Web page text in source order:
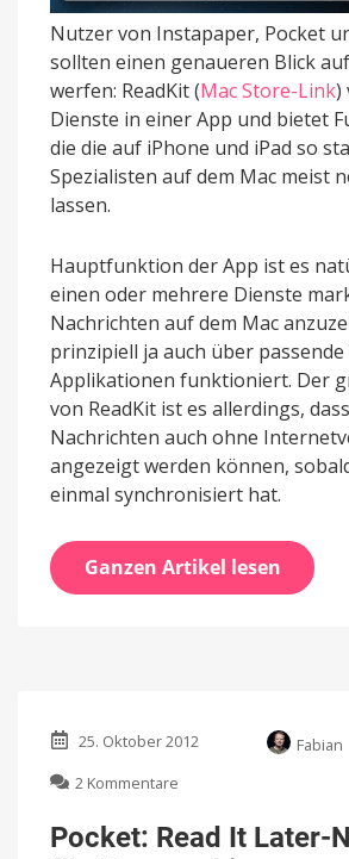
Nutzer von Instapaper, Pocket
sollten einen genaueren Blick
werfen: ReadKit (Mac Store-Link)
Dienste in einer App und bietet
die die auf iPhone und iPad so
Spezialisten auf dem Mac meist
lassen.
Hauptfunktion der App ist es
einen oder mehrere Dienste
Nachrichten auf dem Mac
prinzipiell ja auch über passende
Applikationen funktioniert. Der
von ReadKit ist es allerdings,
Nachrichten auch ohne
angezeigt werden können,
einmal synchronisiert hat.
Ganzen Artikel lesen
25. Oktober 2012
Fabian
2 Kommentare
Read
It
Pocket: Read It Later-